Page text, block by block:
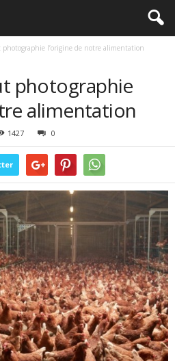
l’origine de notre alimentation
photographie
alimentation
1427 0